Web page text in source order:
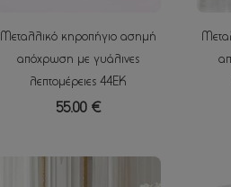
Μεταλλικό κηροπήγιο ασημή
απόχρωση με γυάλινες
λεπτομέρειες 44EK
55.00 €